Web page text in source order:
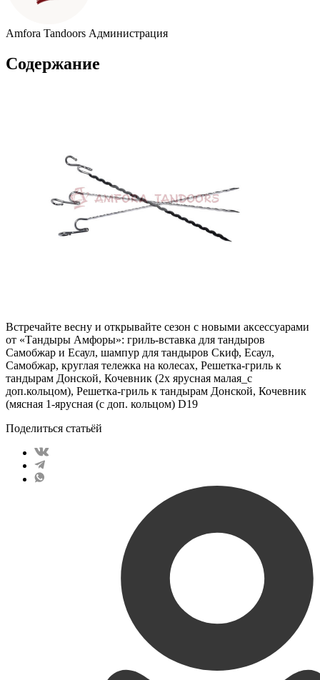
Amfora Tandoors Администрация
Содержание
Встречайте весну и открывайте сезон с новыми аксессуарами
от «Тандыры Амфоры»: гриль-вставка для тандыров
Самобжар и Есаул, шампур для тандыров Скиф, Есаул,
Самобжар, круглая тележка на колесах, Решетка-гриль к
тандырам Донской, Кочевник (2х ярусная малая_с
доп.кольцом), Решетка-гриль к тандырам Донской, Кочевник
(мясная 1-ярусная (с доп. кольцом) D19
Поделиться статьёй